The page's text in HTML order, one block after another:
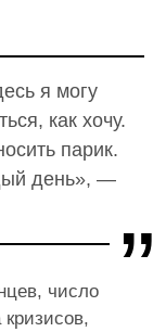
я могу
как хочу.
парик.
день», —
число